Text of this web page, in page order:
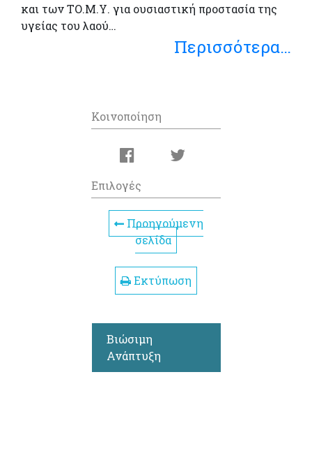
και των ΤΟ.Μ.Υ. για ουσιαστική προστασία της
υγείας του λαού…
Περισσότερα…
Κοινοποίηση
Επιλογές
Προηγούμενη
σελίδα
Εκτύπωση
Βιώσιμη
Ανάπτυξη